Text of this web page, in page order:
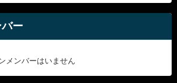
ー
メンバーはいません